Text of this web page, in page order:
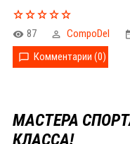
87 CompoDel
Комментарии (0)
МАСТЕРА
КЛАССА!